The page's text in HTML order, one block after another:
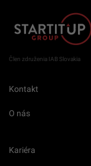
Člen združenia IAB Slovakia
Kontakt
O nás
Kariéra